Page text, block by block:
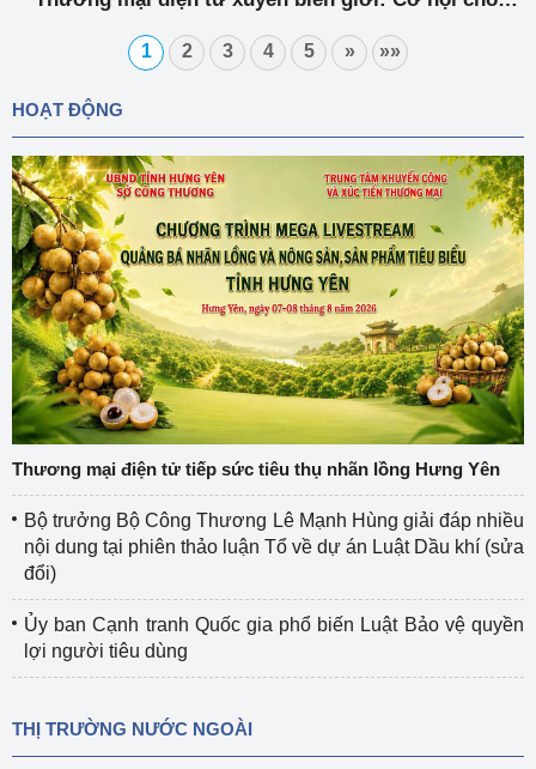
1 2 3 4 5 » »»
HOẠT ĐỘNG
Thương mại điện tử tiếp sức tiêu thụ nhãn lồng Hưng Yên
Bộ trưởng Bộ Công Thương Lê Mạnh Hùng giải đáp nhiều
nội dung tại phiên thảo luận Tổ về dự án Luật Dầu khí (sửa
đổi)
Ủy ban Cạnh tranh Quốc gia phổ biến Luật Bảo vệ quyền
lợi người tiêu dùng
THỊ TRƯỜNG NƯỚC NGOÀI